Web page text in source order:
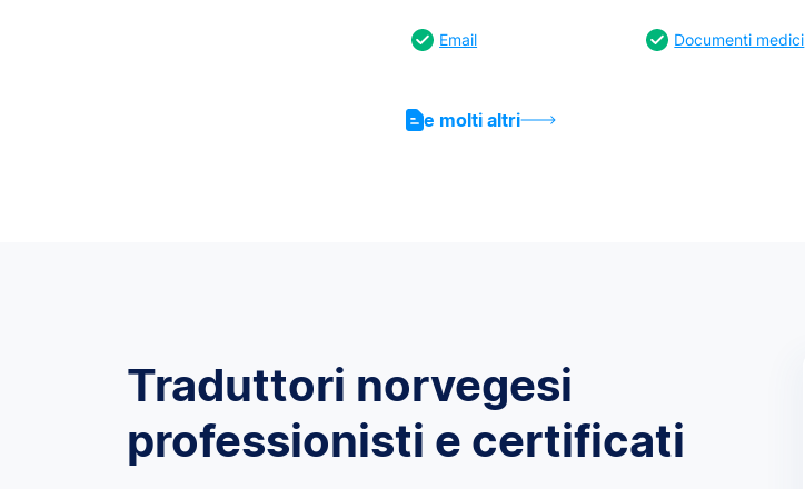
Email Documenti medici
e molti altri
Traduttori norvegesi
professionisti e certificati